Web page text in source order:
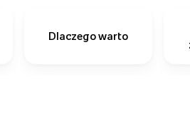
Dlaczego warto